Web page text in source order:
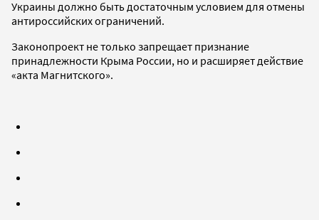
Украины должно быть достаточным условием для отмены
антироссийских ограничений.
Законопроект не только запрещает признание
принадлежности Крыма России, но и расширяет действие
«акта Магнитского».